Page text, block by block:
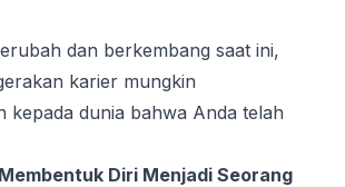
dan berkembang saat ini,
karier mungkin
kepada dunia bahwa Anda telah
Membentuk Diri Menjadi Seorang